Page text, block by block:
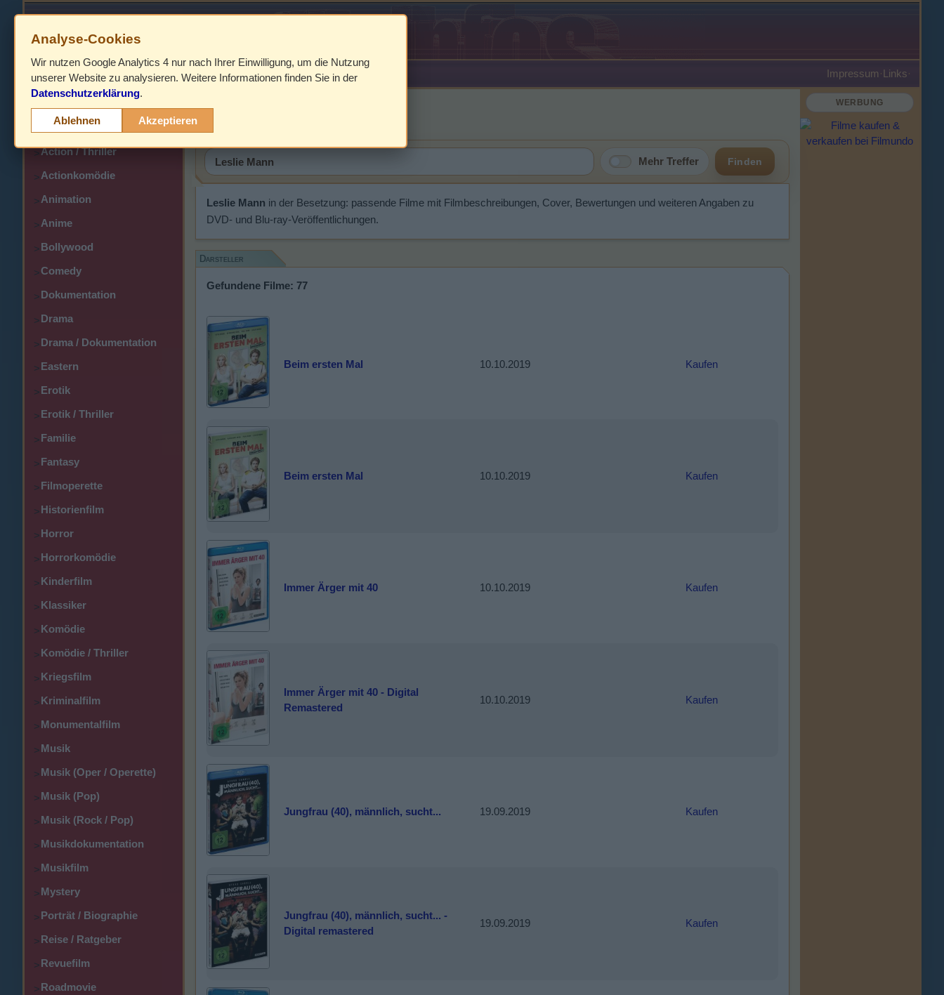
HOME Impressum ·Links·
>
> Action
>Action / Thriller
>Actionkomödie
>Animation
>Anime
>Bollywood
>Comedy
>Dokumentation
>Drama
>Drama / Dokumentation
>Eastern
>Erotik
>Erotik / Thriller
>Familie
>Fantasy
>Filmoperette
>Historienfilm
>Horror
>Horrorkomödie
>Kinderfilm
>Klassiker
>Komödie
>Komödie / Thriller
>Kriegsfilm
>Kriminalfilm
>Monumentalfilm
>Musik
>Musik (Oper / Operette)
>Musik (Pop)
>Musik (Rock / Pop)
>Musikdokumentation
>Musikfilm
>Mystery
>Porträt / Biographie
>Reise / Ratgeber
>Revuefilm
>Roadmovie
Leslie Mann
Mehr Treffer Finden
Leslie Mann in der Besetzung: passende Filme mit Filmbeschreibungen, Cover, Bewertungen und weiteren Angaben zu
DVD- und Blu-ray-Veröffentlichungen.
Darsteller
Gefundene Filme: 77
Beim ersten Mal 10.10.2019 Kaufen
Beim ersten Mal 10.10.2019 Kaufen
Immer Ärger mit 40 10.10.2019 Kaufen
Immer Ärger mit 40 - Digital
Remastered
10.10.2019 Kaufen
Jungfrau (40), männlich, sucht... 19.09.2019 Kaufen
Jungfrau (40), männlich, sucht... -
Digital remastered
19.09.2019 Kaufen
WERBUNG
Analyse-Cookies
Wir nutzen Google Analytics 4 nur nach Ihrer Einwilligung, um die Nutzung
unserer Website zu analysieren. Weitere Informationen finden Sie in der
Datenschutzerklärung.
Ablehnen Akzeptieren